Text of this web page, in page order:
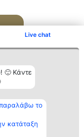
Live chat
🙂 Κάντε
παραλάβω το
κατάταξη
Επικοινωνία
Επικοινωνία